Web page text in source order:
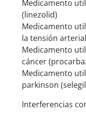
Medicamento
(linezolid)
Medicamento
la tensión
Medicamento
cáncer
Medicamento
parkinson
Interferencias